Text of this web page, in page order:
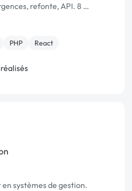
refonte, API. 8 …
PHP React
systèmes de gestion.